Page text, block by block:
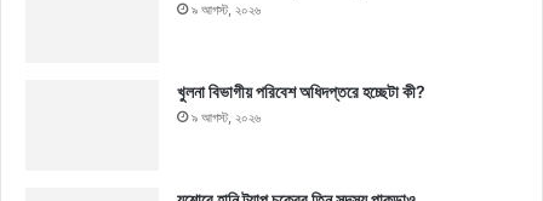
৯ আগস্ট, ২০২৬
খুলনা বিভাগীয় পরিবেশ অধিদপ্তরে হচ্ছেটা কী?
৯ আগস্ট, ২০২৬